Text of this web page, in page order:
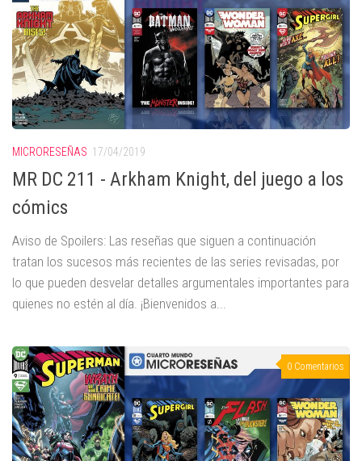
MICRORESEÑAS 17/04/2019
MR DC 211 - Arkham Knight, del juego a los
cómics
Aviso de Spoilers: Las reseñas que siguen a continuación
tratan los sucesos más recientes de las series revisadas, por
lo que pueden desvelar detalles argumentales importantes para
quienes no estén al día. ¡Bienvenidos a...
0 Comentarios